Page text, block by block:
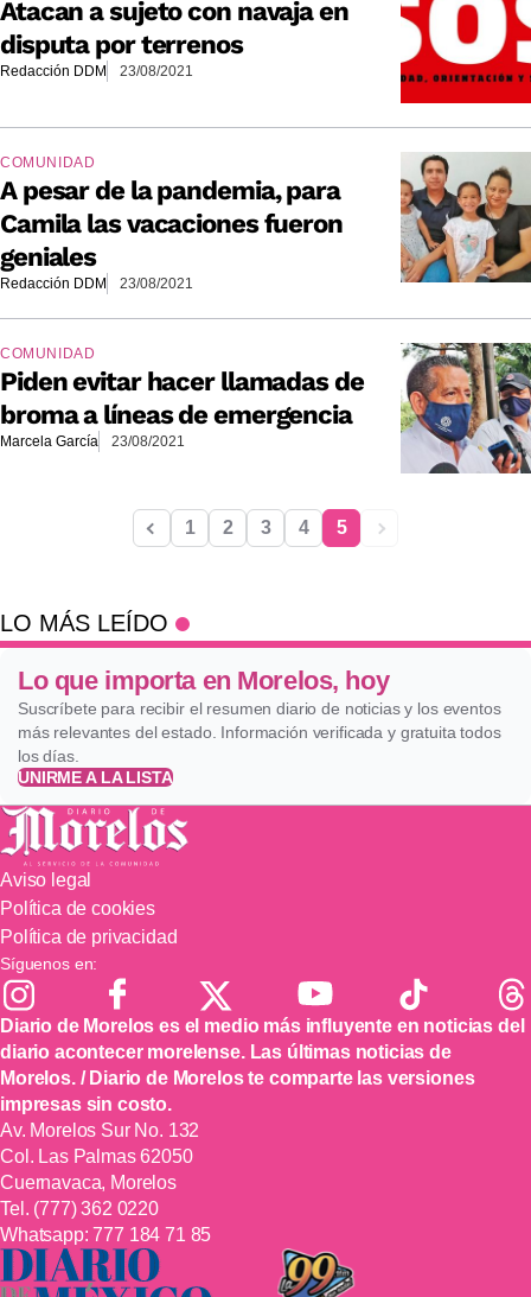
Atacan a sujeto con navaja en
disputa por terrenos
Redacción DDM 23/08/2021
COMUNIDAD
A pesar de la pandemia, para
Camila las vacaciones fueron
geniales
Redacción DDM 23/08/2021
COMUNIDAD
Piden evitar hacer llamadas de
broma a líneas de emergencia
Marcela García 23/08/2021
1 2 3 4 5
LO MÁS LEÍDO
Lo que importa en Morelos, hoy
Suscríbete para recibir el resumen diario de noticias y los eventos
más relevantes del estado. Información verificada y gratuita todos
los días.
UNIRME A LA LISTA
Aviso legal
Política de cookies
Política de privacidad
Síguenos en:
Diario de Morelos es el medio más influyente en noticias del
diario acontecer morelense. Las últimas noticias de
Morelos. / Diario de Morelos te comparte las versiones
impresas sin costo.
Av. Morelos Sur No. 132
Col. Las Palmas 62050
Cuernavaca, Morelos
Tel. (777) 362 0220
Whatsapp:777 184 71 85